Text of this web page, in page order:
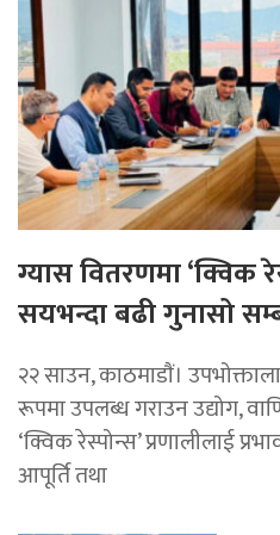
ग्यास वितरणमा ‘क्विक
सयभन्दा बढी गुनासो
२२ साउन, काठमाडाैं।
रूपमा उपलब्ध गराउन उद्योग,
‘क्विक रेस्पोन्स’ प्रणालीलाई
आपूर्ति तथा